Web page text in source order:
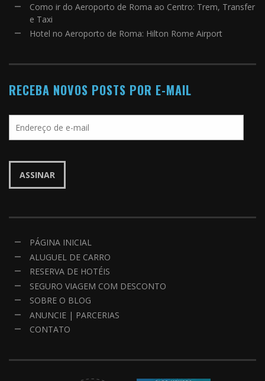
Como ir do Aeroporto de Roma ao Centro: Trem, Transfer
e Taxi
Hotel no Aeroporto de Roma: Hilton Rome Airport
RECEBA NOVOS POSTS POR E-MAIL
de
ASSINAR
PÁGINA INICIAL
ALUGUEL DE CARRO
RESERVA DE HOTÉIS
SEGURO VIAGEM COM DESCONTO
SOBRE O BLOG
ANUNCIE | PARCERIAS
CONTATO